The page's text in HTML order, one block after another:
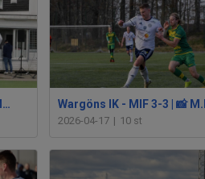
MIF - IFK Mariestad 0-5 | 📸 M.Andersson
2026-04-17 | 10 st